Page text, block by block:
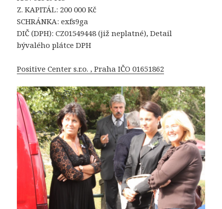
Z. KAPITÁL: 200 000 Kč
SCHRÁNKA: exfs9ga
DIČ (DPH): CZ01549448 (již neplatné), Detail
bývalého plátce DPH
Positive Center s.r.o. , Praha IČO 01651862